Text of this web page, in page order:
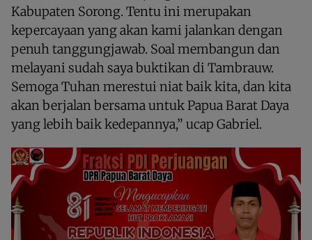
Kabupaten Sorong. Tentu ini merupakan
kepercayaan yang akan kami jalankan dengan
penuh tanggungjawab. Soal membangun dan
melayani sudah saya buktikan di Tambrauw.
Semoga Tuhan merestui niat baik kita, dan kita
akan berjalan bersama untuk Papua Barat Daya
yang lebih baik kedepannya,” ucap Gabriel.